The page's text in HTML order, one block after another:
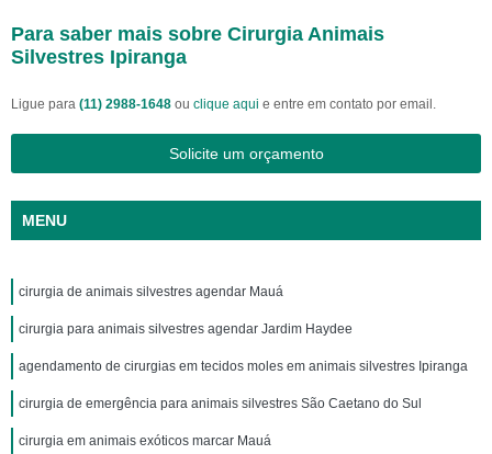
Para saber mais sobre Cirurgia Animais
Silvestres Ipiranga
Ligue para (11) 2988-1648 ou clique aqui e entre em contato por email.
Solicite um orçamento
MENU
cirurgia de animais silvestres agendar Mauá
cirurgia para animais silvestres agendar Jardim Haydee
agendamento de cirurgias em tecidos moles em animais silvestres Ipiranga
cirurgia de emergência para animais silvestres São Caetano do Sul
cirurgia em animais exóticos marcar Mauá